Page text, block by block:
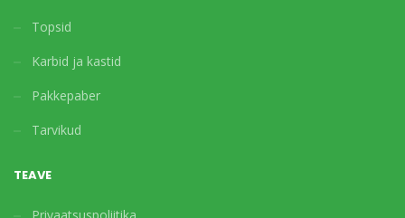
Topsid
Karbid ja kastid
Pakkepaber
Tarvikud
TEAVE